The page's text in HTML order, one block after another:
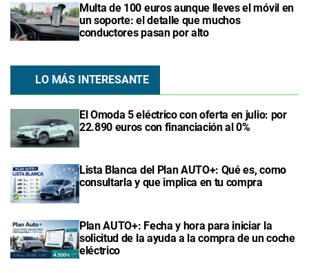
Multa de 100 euros aunque lleves el móvil en
un soporte: el detalle que muchos
conductores pasan por alto
LO MÁS INTERESANTE
El Omoda 5 eléctrico con oferta en julio: por
22.890 euros con financiación al 0%
Lista Blanca del Plan AUTO+: Qué es, como
consultarla y que implica en tu compra
Plan AUTO+: Fecha y hora para iniciar la
solicitud de la ayuda a la compra de un coche
eléctrico